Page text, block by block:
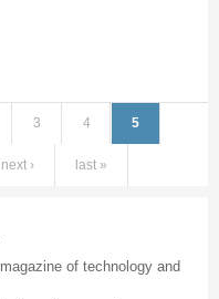
3 4 5
next › last »
magazine of technology and